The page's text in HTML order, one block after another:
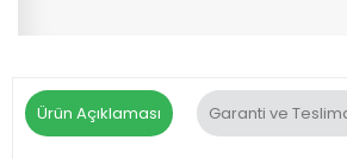
Ürün Açıklaması Garanti ve